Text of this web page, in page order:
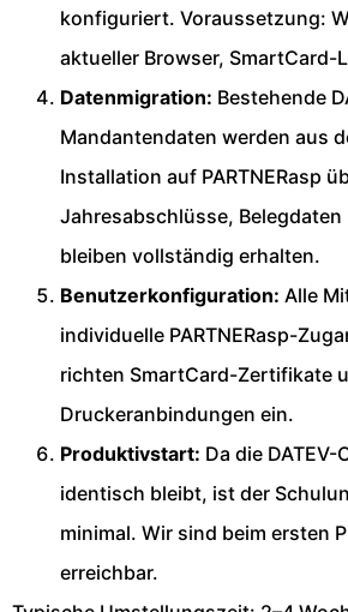
konfiguriert. Voraussetzung:
aktueller Browser, SmartCard-
Datenmigration: Bestehende
Mandantendaten werden aus
Installation auf PARTNERasp
Jahresabschlüsse, Belegdaten
bleiben vollständig erhalten.
Benutzerkonfiguration: Alle
individuelle PARTNERasp-
richten SmartCard-Zertifikate
Druckeranbindungen ein.
Produktivstart: Da die
identisch bleibt, ist der
minimal. Wir sind beim ersten
erreichbar.